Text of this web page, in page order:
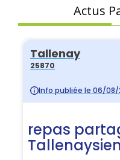
Actus